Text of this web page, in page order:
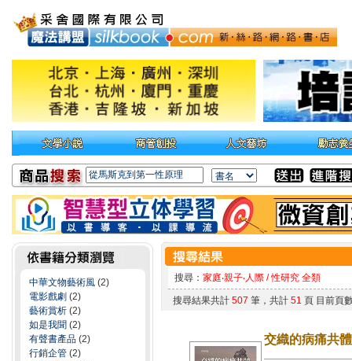
中華文物藝術風 (2)
電影戲劇 (2)
藝術賞析 (2)
如是我聞 (2)
有聲書產品 (2)
行銷企管 (2)
搜尋： 家庭‧親子‧人際 / 性研究 全類
搜尋結果共計 507 筆，共計 51 頁 目前頁
交織的病痛共